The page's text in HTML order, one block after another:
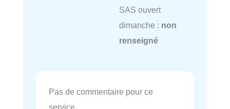
SAS ouvert
dimanche : non
renseigné
Pas de commentaire pour ce
service.